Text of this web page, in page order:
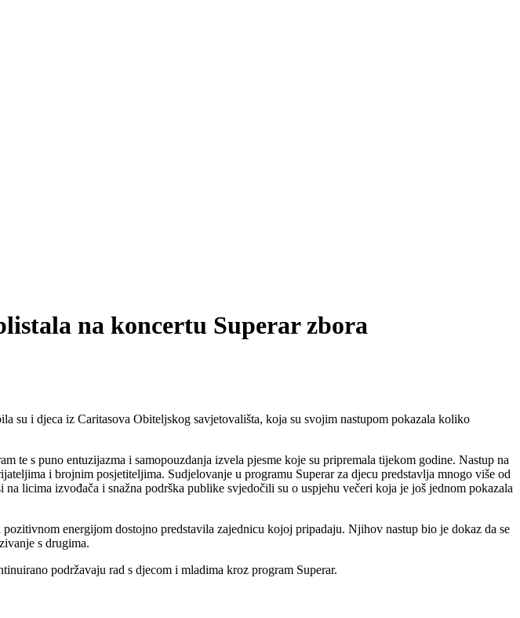
na koncertu Superar zbora
su i djeca iz Caritasova Obiteljskog savjetovališta, koja su svojim nastupom pokazala koliko
te s puno entuzijazma i samopouzdanja izvela pjesme koje su pripremala tijekom godine. Nastup na
i brojnim posjetiteljima. Sudjelovanje u programu Superar za djecu predstavlja mnogo više od
licima izvođača i snažna podrška publike svjedočili su o uspjehu večeri koja je još jednom pokazala
energijom dostojno predstavila zajednicu kojoj pripadaju. Njihov nastup bio je dokaz da se
s drugima.
podržavaju rad s djecom i mladima kroz program Superar.